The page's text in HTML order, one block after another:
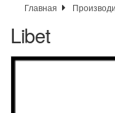
Главная
Libet